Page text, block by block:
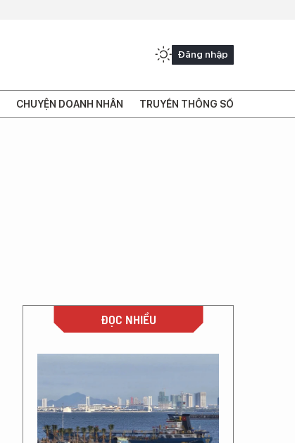
Đăng nhập
CHUYỆN DOANH NHÂN TRUYỀN THÔNG SỐ
ĐỌC NHIỀU